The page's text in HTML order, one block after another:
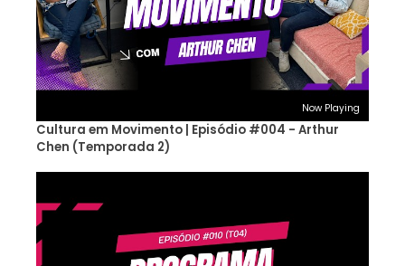
Now Playing
Cultura em Movimento | Episódio #004 - Arthur
Chen (Temporada 2)